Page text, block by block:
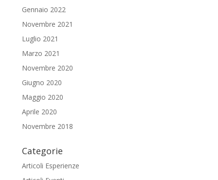
Gennaio 2022
Novembre 2021
Luglio 2021
Marzo 2021
Novembre 2020
Giugno 2020
Maggio 2020
Aprile 2020
Novembre 2018
Categorie
Articoli Esperienze